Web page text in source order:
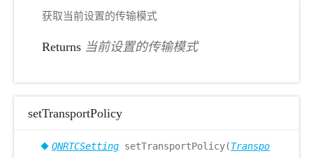
获取当前设置的传输模式
Returns 当前设置的传输模式
setTransportPolicy
QNRTCSetting setTransportPolicy(Transpo